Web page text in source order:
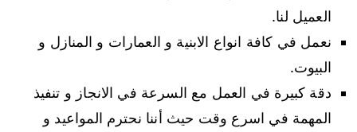
العميل لنا.
نعمل في كافة انواع الابنية و العمارات و المنازل و
البيوت.
دقة كبيرة في العمل مع السرعة في الانجاز و تنفيذ
المهمة في اسرع وقت حيث أننا نحترم المواعيد و